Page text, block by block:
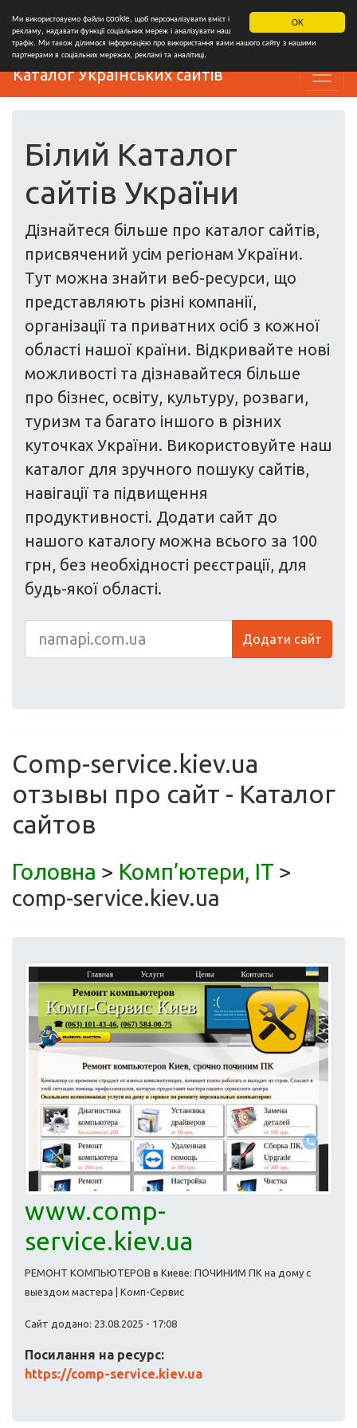
OK
Ми використовуємо файли cookie, щоб персоналізувати вміст і
рекламу, надавати функції соціальних мереж і аналізувати наш
трафік. Ми також ділимося інформацією про використання вами нашого сайту з нашими
партнерами в соціальних мережах, рекламі та аналітиці.
Каталог Українських сайтів
Білий Каталог
сайтів України
Дізнайтеся більше про каталог сайтів,
присвячений усім регіонам України.
Тут можна знайти веб-ресурси, що
представляють різні компанії,
організації та приватних осіб з кожної
області нашої країни. Відкривайте нові
можливості та дізнавайтеся більше
про бізнес, освіту, культуру, розваги,
туризм та багато іншого в різних
куточках України. Використовуйте наш
каталог для зручного пошуку сайтів,
навігації та підвищення
продуктивності. Додати сайт до
нашого каталогу можна всього за 100
грн, без необхідності реєстрації, для
будь-якої області.
Додати сайт
Comp-service.kiev.ua
отзывы про сайт - Каталог
сайтов
Головна > Комп’ютери, ІТ >
comp-service.kiev.ua
www.comp-
service.kiev.ua
РЕМОНТ КОМПЬЮТЕРОВ в Киеве: ПОЧИНИМ ПК на дому с
выездом мастера | Комп-Сервис
Сайт додано: 23.08.2025 - 17:08
Посилання на ресурс:
https://comp-service.kiev.ua